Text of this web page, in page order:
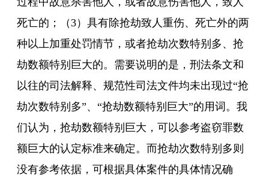
死亡的；（3）具有除抢劫致人重伤、死亡外的两
种以上加重处罚情节，或者抢劫次数特别多、抢
劫数额特别巨大的。需要说明的是，刑法条文和
以往的司法解释、规范性司法文件均未出现过“抢
劫次数特别多”、“抢劫数额特别巨大”的用词。我
们认为，抢劫数额特别巨大，可以参考盗窃罪数
额巨大的认定标准来确定。而抢劫次数特别多则
没有参考依据，可根据具体案件的具体情况确